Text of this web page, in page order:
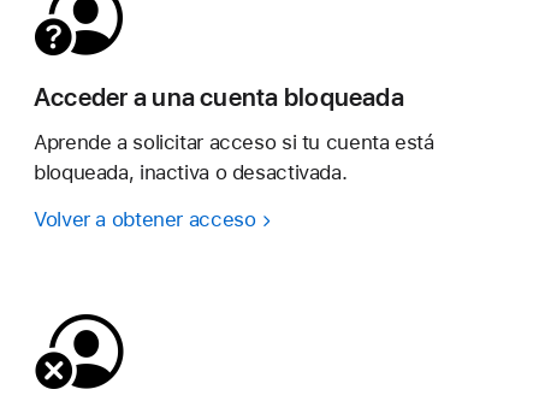
Acceder a una cuenta bloqueada
Aprende a solicitar acceso si tu cuenta está
bloqueada, inactiva o desactivada.
Volver a obtener acceso